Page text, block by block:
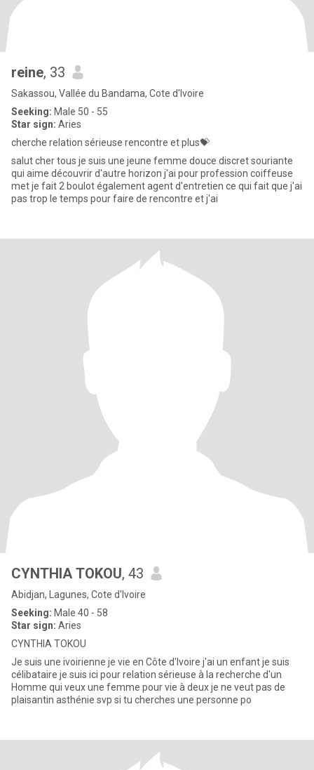
reine, 33
Sakassou, Vallée du Bandama, Cote d'Ivoire
Seeking: Male 50 - 55
Star sign: Aries
cherche relation sérieuse rencontre et plus💝
salut cher tous je suis une jeune femme douce discret souriante
qui aime découvrir d'autre horizon j'ai pour profession coiffeuse
met je fait 2 boulot également agent d'entretien ce qui fait que j'ai
pas trop le temps pour faire de rencontre et j'ai
CYNTHIA TOKOU, 43
Abidjan, Lagunes, Cote d'Ivoire
Seeking: Male 40 - 58
Star sign: Aries
CYNTHIA TOKOU
Je suis une ivoirienne je vie en Côte d'Ivoire j'ai un enfant je suis
célibataire je suis ici pour relation sérieuse à la recherche d'un
Homme qui veux une femme pour vie à deux je ne veut pas de
plaisantin asthénie svp si tu cherches une personne po